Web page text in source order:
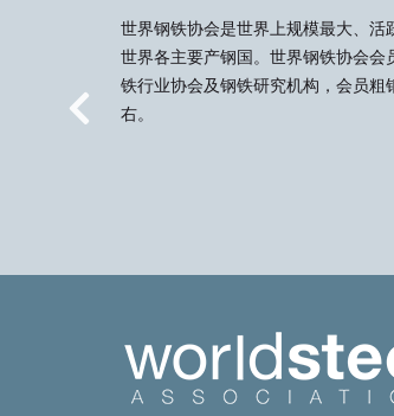
世界钢铁协会是世界上规模最大、
世界各主要产钢国。世界钢铁协会
铁行业协会及钢铁研究机构，会员
右。
Previous